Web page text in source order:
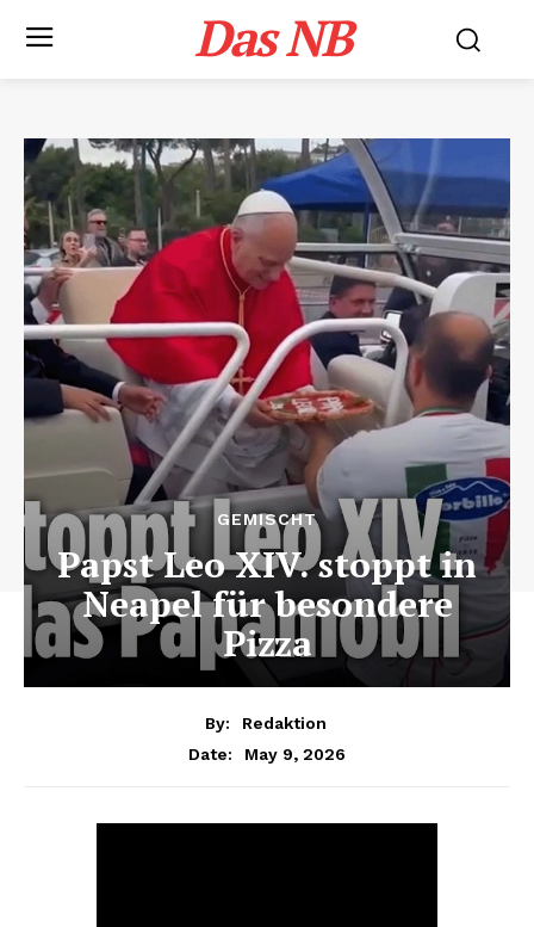
Das NB
GEMISCHT
Papst Leo XIV. stoppt in
Neapel für besondere
Pizza
By:
Redaktion
Date:
May 9, 2026